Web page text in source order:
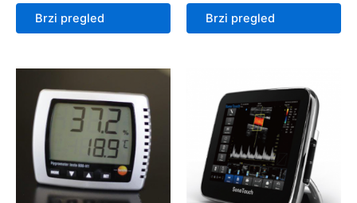
Brzi pregled Brzi pregled